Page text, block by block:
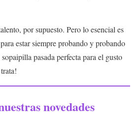
por supuesto. Pero lo esencial es
estar siempre probando y probando
pasada perfecta para el gusto
novedades